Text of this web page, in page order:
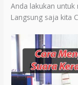
Anda lakukan
Langsung saja kita